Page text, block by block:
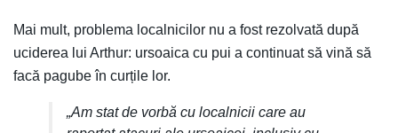
Mai mult, problema localnicilor nu a fost rezolvată după
uciderea lui Arthur: ursoaica cu pui a continuat să vină să
facă pagube în curțile lor.
„Am stat de vorbă cu localnicii care au